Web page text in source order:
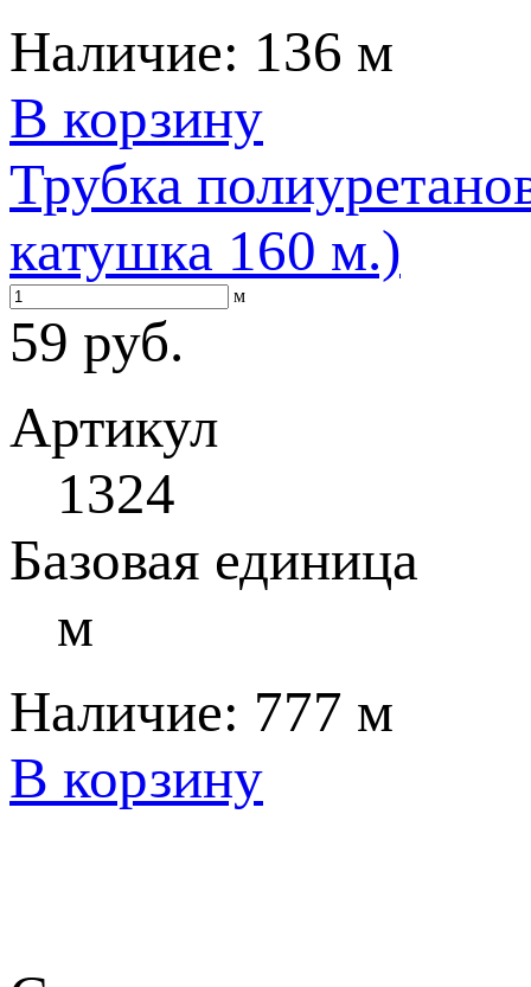
Наличие: 136 м
В корзину
Трубка
катушка 160 м.)
м
59 руб.
Артикул
1324
Базовая единица
м
Наличие: 777 м
В корзину